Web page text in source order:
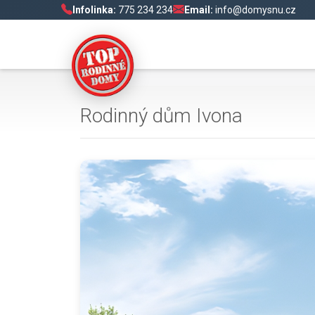
Infolinka: 775 234 234 Email: info@domysnu.cz
Rodinný dům Ivona